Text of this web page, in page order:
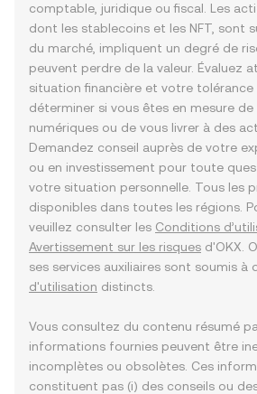
comptable, juridique ou fiscal. Les
dont les stablecoins et les NFT, sont
du marché, impliquent un degré de
peuvent perdre de la valeur. Évaluez
situation financière et votre tolérance
déterminer si vous êtes en mesure
numériques ou de vous livrer à des
Demandez conseil auprès de votre
ou en investissement pour toute
votre situation personnelle. Tous les
disponibles dans toutes les régions.
veuillez consulter les Conditions
Avertissement sur les risques d'OKX.
ses services auxiliaires sont soumis à
d'utilisation distincts.
Vous consultez du contenu résumé
informations fournies peuvent être
incomplètes ou obsolètes. Ces
constituent pas (i) des conseils ou